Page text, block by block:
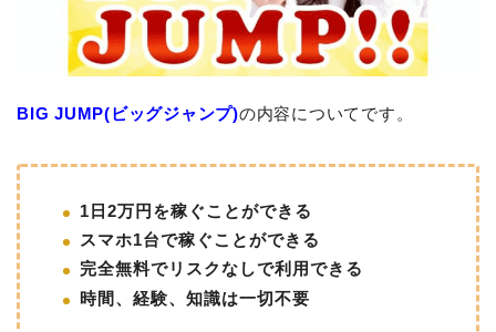
BIG JUMP(ビッグジャンプ)の内容についてです。
1日2万円を稼ぐことができる
スマホ1台で稼ぐことができる
完全無料でリスクなしで利用できる
時間、経験、知識は一切不要